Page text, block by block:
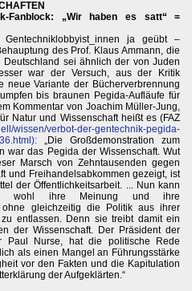
Fanblock: „Wir haben es satt“ =
ja geübt –
des Prof. Klaus Ammann, die
sei ähnlich der von Juden
war der Versuch, aus der Kritik
neue Variante der Bücherverbrennung
bis braunen Pegida-Aufläufe für
Kommentar von Joachim Müller-Jung,
Natur und Wissenschaft heißt es (FAZ
wissen/verbot-der-gentechnik-pegida-
„Die Großdemonstration zum
war das Pegida der Wissenschaft. Wut
Marsch von Zehntausenden gegen
und Freihandelsabkommen gezeigt, ist
der Öffentlichkeitsarbeit. ... Nun kann
wohl ihre Meinung und ihre
ohne gleichzeitig die Politik aus ihrer
entlassen. Denn sie treibt damit ein
der Wissenschaft. Der Präsident der
Paul Nurse, hat die politische Rede
als einen Mangel an Führungsstärke
vor den Fakten und die Kapitulation
der Aufgeklärten.“